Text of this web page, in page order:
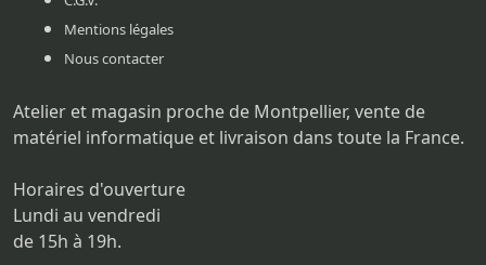
Mentions légales
Nous contacter
Atelier et magasin proche de Montpellier, vente de
matériel informatique et livraison dans toute la France.
Horaires d'ouverture
Lundi au vendredi
de 15h à 19h.